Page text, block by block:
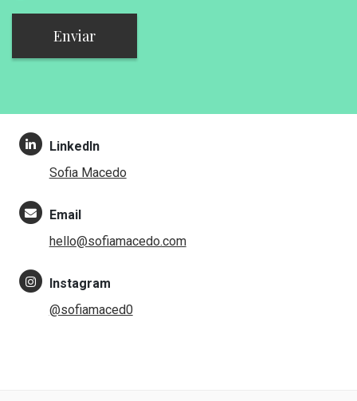
Enviar
LinkedIn
Sofia Macedo
Email
hello@sofiamacedo.com
Instagram
@sofiamaced0